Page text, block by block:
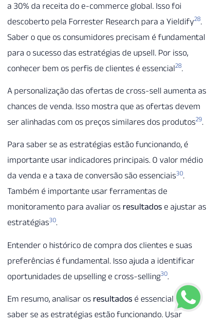
a 30% da receita do e-commerce global. Isso foi
descoberto pela Forrester Research para a Yieldify28.
Saber o que os consumidores precisam é fundamental
para o sucesso das estratégias de upsell. Por isso,
conhecer bem os perfis de clientes é essencial28.
A personalização das ofertas de cross-sell aumenta as
chances de venda. Isso mostra que as ofertas devem
ser alinhadas com os preços similares dos produtos29.
Para saber se as estratégias estão funcionando, é
importante usar indicadores principais. O valor médio
da venda e a taxa de conversão são essenciais30.
Também é importante usar ferramentas de
monitoramento para avaliar os resultados e ajustar as
estratégias30.
Entender o histórico de compra dos clientes e suas
preferências é fundamental. Isso ajuda a identificar
oportunidades de upselling e cross-selling30.
Em resumo, analisar os resultados é essencial para
saber se as estratégias estão funcionando. Usar